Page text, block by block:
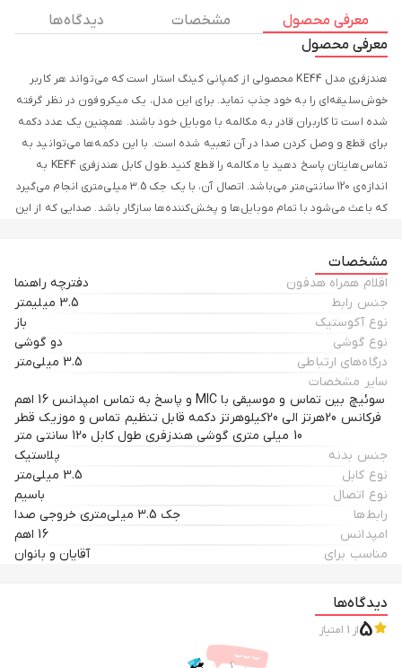
معرفی محصول مشخصات
دیدگاه ها
معرفی محصول
هندزفری مدل KE44 محصولی از کمپانی کینگ استار است که می‌تواند هر کاربر
خوش‌سلیقه‌ای را به خود جذب نماید. برای این مدل، یک میکروفون در نظر گرفته‌
شده‌ است تا کاربران قادر به مکالمه با موبایل خود باشند. همچنین یک عدد دکمه
برای قطع‌ و وصل‌ ‎کردن صدا در آن تعبیه ‌شده است. با این دکمه‌ها می‌توانید به
تماس‌هایتان پاسخ دهید یا مکالمه را قطع کنید.طول کابل هندزفری KE44 به
اندازه‌ی 120 سانتی‌متر می‌باشد. اتصال آن، با یک جک 3.5 میلی‌متری انجام می‌گیرد
که باعث می‌شود با تمام موبایل‌ها و پخش‌کننده‌ها سازگار باشد. صدایی که از این
گوشتان جدا نشود. جنس این محصول نیز از پلاستیک ABS و PVC می‌باشد که از
نکات برجسته آن می‌توان به ضد اشتعال بودن کالا اشاره کرد. حفره‌هایی از جنس
آلومینیوم به همراه انحراف صدای کم و نفوذ صدای بالا موجب شده تا این
محصول مورد استقبال گسترده‌ای از کاربران قرار بگیرد.
مشخصات
اقلام همراه هدفون
دفترچه راهنما
جنس رابط
3.5 میلیمتر
نوع آکوستیک
باز
نوع گوشی
دو گوشی
درگاه‌های ارتباطی
3.5 میلی‌متر
سایر مشخصات
سوئیچ بین تماس و موسیقی با MIC و پاسخ به تماس امپدانس 16 اهم
فرکانس 20هرتز الی 20کیلوهرتز دکمه قابل تنظیم تماس و موزیک قطر
10 میلی متری گوشی هندزفری طول کابل 120 سانتی متر
جنس بدنه
پلاستیک
نوع کابل
3.5 میلی‌متر
نوع اتصال
باسیم
رابط‌ها
جک 3.5 میلی‌متری خروجی صدا
امپدانس
16 اهم
مناسب برای
آقایان و بانوان
دیدگاه‌ها
5از 1 امتیاز